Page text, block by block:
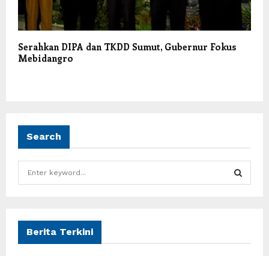
Serahkan DIPA dan TKDD Sumut, Gubernur Fokus
Mebidangro
Search
f
Berita Terkini